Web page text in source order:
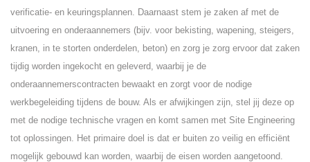
verificatie- en keuringsplannen. Daarnaast stem je zaken af met de
uitvoering en onderaannemers (bijv. voor bekisting, wapening, steigers,
kranen, in te storten onderdelen, beton) en zorg je zorg ervoor dat zaken
tijdig worden ingekocht en geleverd, waarbij je de
onderaannemerscontracten bewaakt en zorgt voor de nodige
werkbegeleiding tijdens de bouw. Als er afwijkingen zijn, stel jij deze op
met de nodige technische vragen en komt samen met Site Engineering
tot oplossingen. Het primaire doel is dat er buiten zo veilig en efficiënt
mogelijk gebouwd kan worden, waarbij de eisen worden aangetoond.